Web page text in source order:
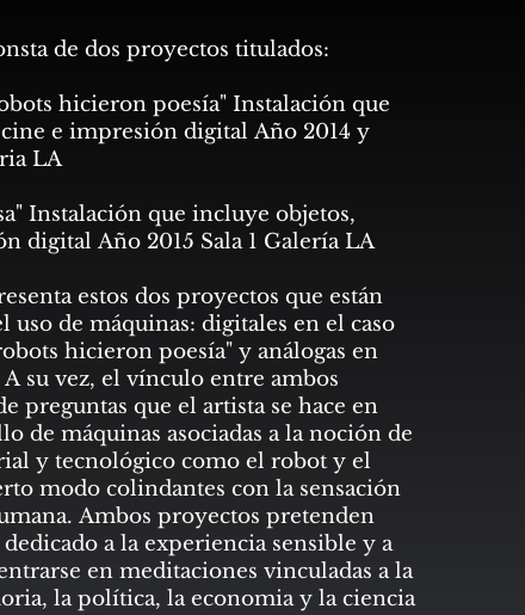
de dos proyectos titulados:
hicieron poesía" Instalación que
e impresión digital Año 2014 y
LA
Instalación que incluye objetos,
digital Año 2015 Sala 1 Galería LA
estos dos proyectos que están
uso de máquinas: digitales en el caso
hicieron poesía" y análogas en
A su vez, el vínculo entre ambos
preguntas que el artista se hace en
de máquinas asociadas a la noción de
y tecnológico como el robot y el
modo colindantes con la sensación
Ambos proyectos pretenden
a la experiencia sensible y a
en meditaciones vinculadas a la
la política, la economia y la ciencia